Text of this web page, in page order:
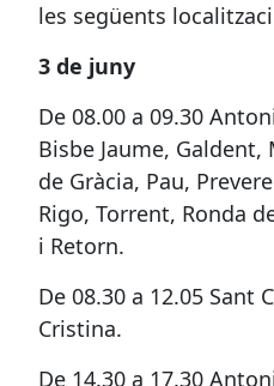
les següents
3 de juny
De 08.00 a 09.30
Bisbe Jaume, Galdent,
de Gràcia, Pau,
Rigo, Torrent, Ronda
i Retorn.
De 08.30 a 12.05 Sant
Cristina.
De 14.30 a 17.30